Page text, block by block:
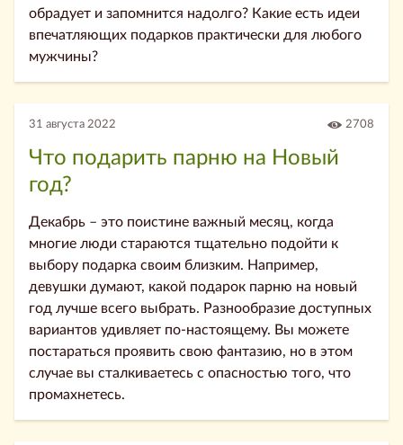
обрадует и запомнится надолго? Какие есть идеи
впечатляющих подарков практически для любого
мужчины?
31 августа 2022 2708
Что подарить парню на Новый
год?
Декабрь – это поистине важный месяц, когда
многие люди стараются тщательно подойти к
выбору подарка своим близким. Например,
девушки думают, какой подарок парню на новый
год лучше всего выбрать. Разнообразие доступных
вариантов удивляет по-настоящему. Вы можете
постараться проявить свою фантазию, но в этом
случае вы сталкиваетесь с опасностью того, что
промахнетесь.